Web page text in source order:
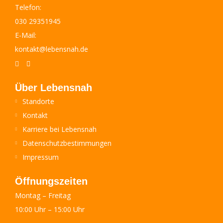
Telefon:
030 29351945
E-Mail:
kontakt@lebensnah.de
Über Lebensnah
Standorte
Kontakt
Karriere bei Lebensnah
Datenschutzbestimmungen
Impressum
Öffnungszeiten
Montag – Freitag
10:00 Uhr – 15:00 Uhr